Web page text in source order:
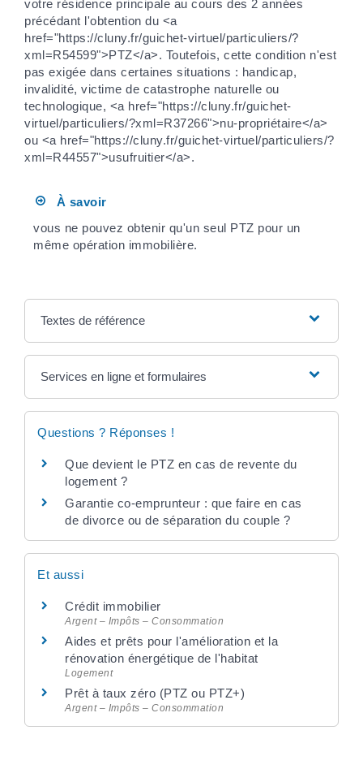
votre résidence principale au cours des 2 années
précédant l'obtention du <a
href="https://cluny.fr/guichet-virtuel/particuliers/?
xml=R54599">PTZ</a>. Toutefois, cette condition n'est
pas exigée dans certaines situations : handicap,
invalidité, victime de catastrophe naturelle ou
technologique, <a href="https://cluny.fr/guichet-
virtuel/particuliers/?xml=R37266">nu-propriétaire</a>
ou <a href="https://cluny.fr/guichet-virtuel/particuliers/?
xml=R44557">usufruitier</a>.
À savoir
vous ne pouvez obtenir qu'un seul PTZ pour un
même opération immobilière.
Textes de référence
Services en ligne et formulaires
Questions ? Réponses !
Que devient le PTZ en cas de revente du
logement ?
Garantie co-emprunteur : que faire en cas
de divorce ou de séparation du couple ?
Et aussi
Crédit immobilier
Argent – Impôts – Consommation
Aides et prêts pour l'amélioration et la
rénovation énergétique de l'habitat
Logement
Prêt à taux zéro (PTZ ou PTZ+)
Argent – Impôts – Consommation